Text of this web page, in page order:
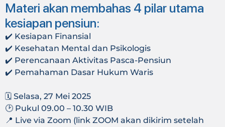
Materi akan membahas 4 pilar utama
kesiapan pensiun:
✔️ Kesiapan Finansial
✔️ Kesehatan Mental dan Psikologis
✔️ Perencanaan Aktivitas Pasca-Pensiun
✔️ Pemahaman Dasar Hukum Waris
🗓️ Selasa, 27 Mei 2025
🕑 Pukul 09.00 – 10.30 WIB
📍 Live via Zoom (link ZOOM akan dikirim setelah